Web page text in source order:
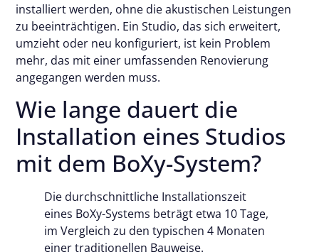
installiert werden, ohne die akustischen Leistungen
zu beeinträchtigen. Ein Studio, das sich erweitert,
umzieht oder neu konfiguriert, ist kein Problem
mehr, das mit einer umfassenden Renovierung
angegangen werden muss.
Wie lange dauert die
Installation eines Studios
mit dem BoXy-System?
Die durchschnittliche Installationszeit
eines BoXy-Systems beträgt etwa 10 Tage,
im Vergleich zu den typischen 4 Monaten
einer traditionellen Bauweise.